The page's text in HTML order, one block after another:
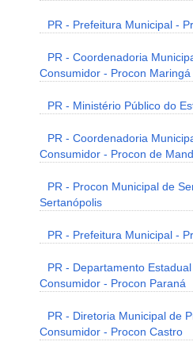
PR - Prefeitura Municipal -
PR - Coordenadoria
Consumidor - Procon Maringá
PR - Ministério Público do
PR - Coordenadoria
Consumidor - Procon de
PR - Procon Municipal de
Sertanópolis
PR - Prefeitura Municipal -
PR - Departamento
Consumidor - Procon Paraná
PR - Diretoria Municipal de
Consumidor - Procon Castro